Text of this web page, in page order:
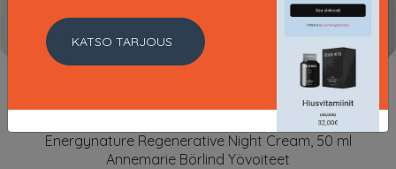
Energynature Regenerative Night Cream, 50 ml
Annemarie Börlind Yövoiteet
KATSO TARJOUS